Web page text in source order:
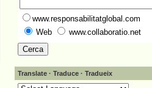
www.responsabilitatglobal.com
Web
www.collaboratio.net
Translate · Traduce · Tradueix